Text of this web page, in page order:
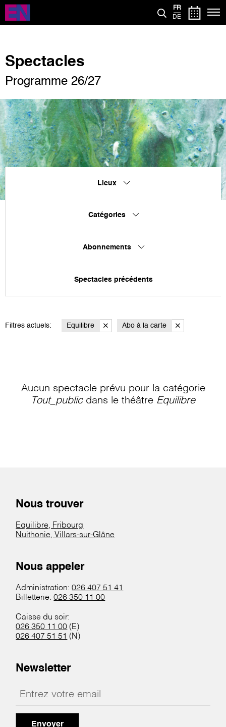
Aller
contenu
FR
DE
Spectacles
Programme 26/27
Lieux
Catégories
Abonnements
Spectacles précédents
Filtres actuels: Equilibre Abo à la carte
Aucun spectacle prévu pour la catégorie
Tout_publicdans le théâtre Equilibre
Nous trouver
Equilibre, Fribourg
Nuithonie, Villars-sur-Glâne
Nous appeler
Administration:026 407 51 41
Billetterie:026 350 11 00
Caisse du soir:
026 350 11 00 (E)
026 407 51 51 (N)
Newsletter
Envoyer